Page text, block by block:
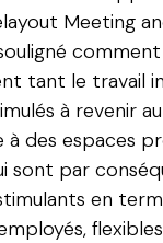
Meeting
comment
tant le travail
à revenir
des espaces
sont par
en